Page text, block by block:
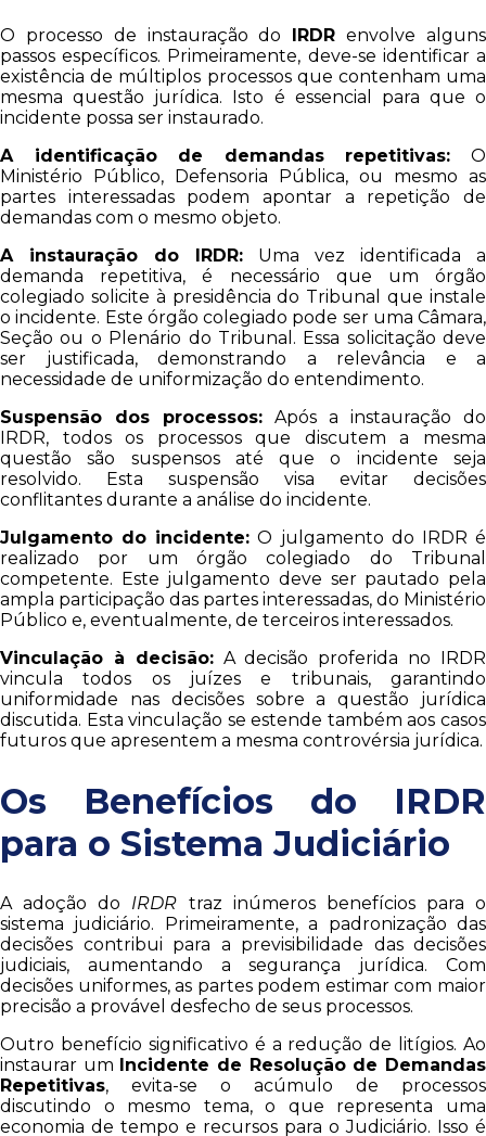
O processo de instauração do IRDR envolve alguns
passos específicos. Primeiramente, deve-se identificar a
existência de múltiplos processos que contenham uma
mesma questão jurídica. Isto é essencial para que o
incidente possa ser instaurado.
A identificação de demandas repetitivas: O
Ministério Público, Defensoria Pública, ou mesmo as
partes interessadas podem apontar a repetição de
demandas com o mesmo objeto.
A instauração do IRDR: Uma vez identificada a
demanda repetitiva, é necessário que um órgão
colegiado solicite à presidência do Tribunal que instale
o incidente. Este órgão colegiado pode ser uma Câmara,
Seção ou o Plenário do Tribunal. Essa solicitação deve
ser justificada, demonstrando a relevância e a
necessidade de uniformização do entendimento.
Suspensão dos processos: Após a instauração do
IRDR, todos os processos que discutem a mesma
questão são suspensos até que o incidente seja
resolvido. Esta suspensão visa evitar decisões
conflitantes durante a análise do incidente.
Julgamento do incidente: O julgamento do IRDR é
realizado por um órgão colegiado do Tribunal
competente. Este julgamento deve ser pautado pela
ampla participação das partes interessadas, do Ministério
Público e, eventualmente, de terceiros interessados.
Vinculação à decisão:A decisão proferida no IRDR
vincula todos os juízes e tribunais, garantindo
uniformidade nas decisões sobre a questão jurídica
discutida. Esta vinculação se estende também aos casos
futuros que apresentem a mesma controvérsia jurídica.
Os Benefícios do IRDR
para o Sistema Judiciário
A adoção do IRDR traz inúmeros benefícios para o
sistema judiciário. Primeiramente, a padronização das
decisões contribui para a previsibilidade das decisões
judiciais, aumentando a segurança jurídica. Com
decisões uniformes, as partes podem estimar com maior
precisão a provável desfecho de seus processos.
Outro benefício significativo é a redução de litígios. Ao
instaurar um
Incidente de Resolução de Demandas
Repetitivas, evita-se o acúmulo de processos
discutindo o mesmo tema, o que representa uma
economia de tempo e recursos para o Judiciário. Isso é